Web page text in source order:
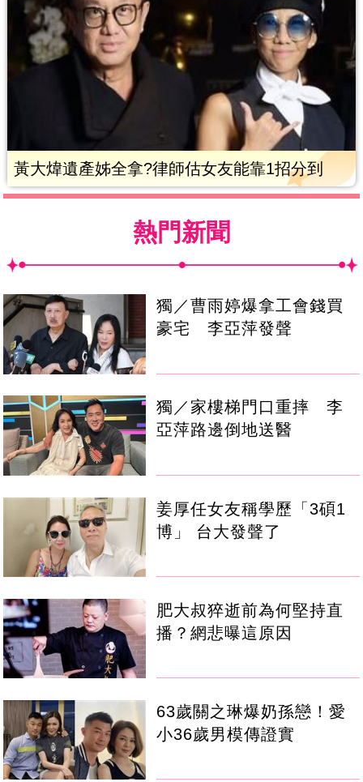
黃大煒遺產姊全拿?律師估女友能靠1招分到
熱門新聞
獨／曹雨婷爆拿工會錢買
豪宅 李亞萍發聲
獨／家樓梯門口重摔 李
亞萍路邊倒地送醫
姜厚任女友稱學歷「3碩1
博」 台大發聲了
肥大叔猝逝前為何堅持直
播？網悲曝這原因
63歲關之琳爆奶孫戀！愛
小36歲男模傳證實